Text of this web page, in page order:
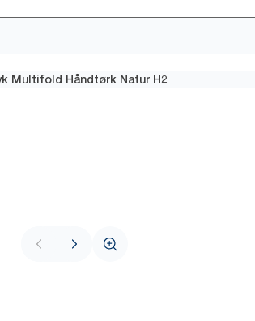
Multifold Håndtørk Natur H2